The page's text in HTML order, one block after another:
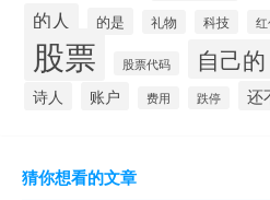
的人 的是 礼物 科技
股票 股票代码 自己的
诗人 账户 费用 跌停 还
猜你想看的文章